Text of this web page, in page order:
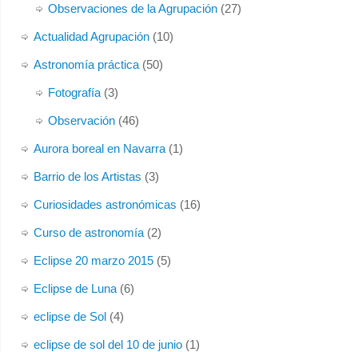
Observaciones de la Agrupación(27)
Actualidad Agrupación(10)
Astronomía práctica(50)
Fotografía(3)
Observación(46)
Aurora boreal en Navarra(1)
Barrio de los Artistas (3)
Curiosidades astronómicas (16)
Curso de astronomía(2)
Eclipse 20 marzo 2015(5)
Eclipse de Luna(6)
eclipse de Sol(4)
eclipse de sol del 10 de junio(1)